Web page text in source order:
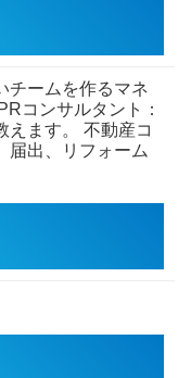
チームを作るマネ
コンサルタント：
ます。
不動産コ
届出、リフォーム